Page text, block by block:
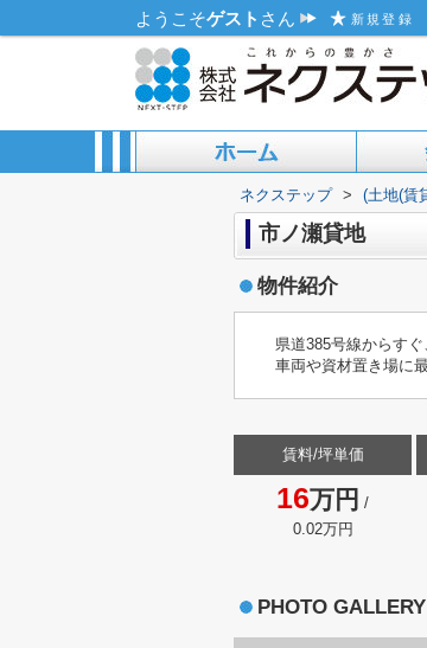
ようこそゲスト さん 新規登録
ネクステップ > (土地(賃
市ノ瀬貸地
物件紹介
県道385号線からす
車両や資材置き場に最
賃料/坪単価
16万円 /
0.02万円
PHOTO GALLERY